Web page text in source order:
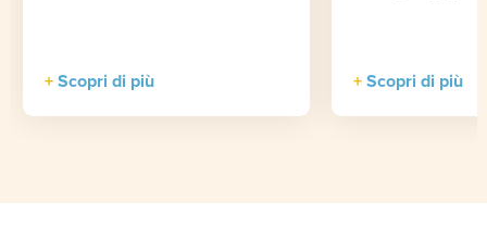
Scopri di più Scopri di più